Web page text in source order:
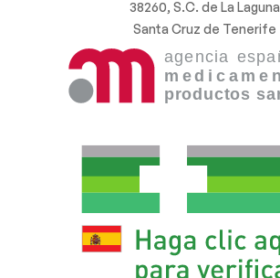
38260, S.C. de La Laguna
Santa Cruz de Tenerife